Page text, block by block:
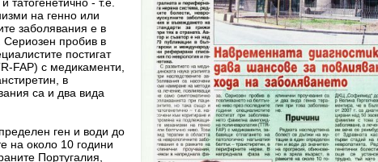
на генно или
заболявания е в
Сериозен пробив в
постигат
FAP) с медикаменти,
в
са и два вида
ген и води до
на около 10 години
Португалия,